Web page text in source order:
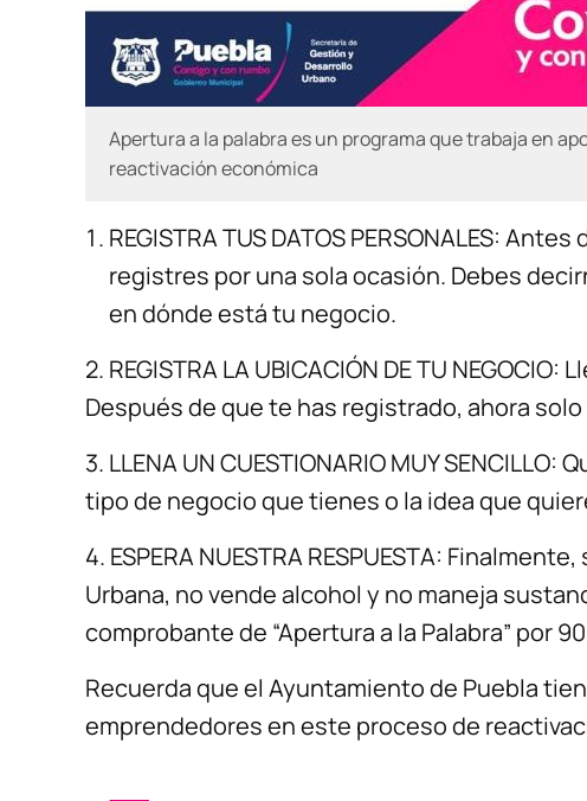
Apertura a la palabra es un programa que trabaja en
reactivación económica
REGISTRA TUS DATOS PERSONALES:
registres por una sola ocasión. Debes
en dónde está tu negocio.
2. REGISTRA LA UBICACIÓN DE TU
Después de que te has registrado, ahora
3. LLENA UN CUESTIONARIO MUY
tipo de negocio que tienes o la idea que
4. ESPERA NUESTRA RESPUESTA:
Urbana, no vende alcohol y no maneja
comprobante de “Apertura a la Palabra” por
Recuerda que el Ayuntamiento de Puebla
emprendedores en este proceso de